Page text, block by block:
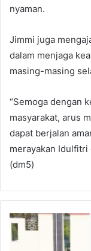
nyaman.
Jimmi juga
dalam menjaga
masing-masing
“Semoga dengan
masyarakat, arus
dapat berjalan
merayakan Idulfitri
(dm5)